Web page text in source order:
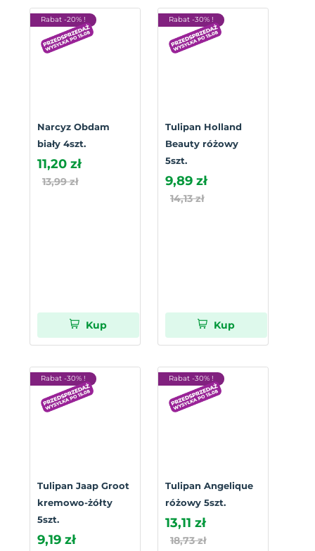
Rabat -20% !
Narcyz Obdam
biały 4szt.
11,20 zł
13,99 zł
Kup
Rabat -30% !
Tulipan Holland
Beauty różowy
5szt.
9,89 zł
14,13 zł
Kup
Rabat -30% !
Tulipan Jaap Groot
kremowo-żółty
5szt.
9,19 zł
Rabat -30% !
Tulipan Angelique
różowy 5szt.
13,11 zł
18,73 zł